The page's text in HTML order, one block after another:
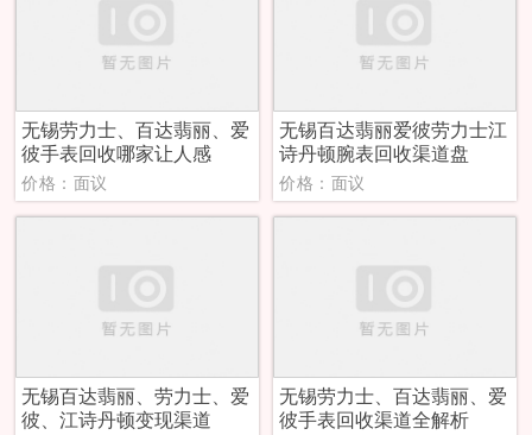
无锡劳力士、百达翡丽、爱
彼手表回收哪家让人感
价格：面议
无锡百达翡丽爱彼劳力士江
诗丹顿腕表回收渠道盘
价格：面议
无锡百达翡丽、劳力士、爱
彼、江诗丹顿变现渠道
无锡劳力士、百达翡丽、爱
彼手表回收渠道全解析